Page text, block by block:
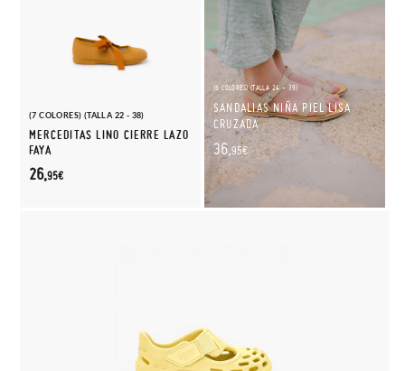
(7 COLORES) (TALLA 22 - 38)
MERCEDITAS LINO CIERRE LAZO
FAYA
26,95€
(6 COLORES) (TALLA 24 - 39)
SANDALIAS NIÑA PIEL LISA
CRUZADA
36, 95€